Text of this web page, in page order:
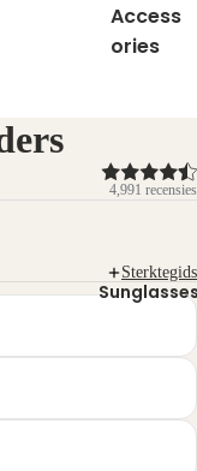
Access
ories
4,991 recensies
Sterktegids